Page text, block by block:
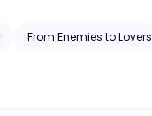
From Enemies to Lovers